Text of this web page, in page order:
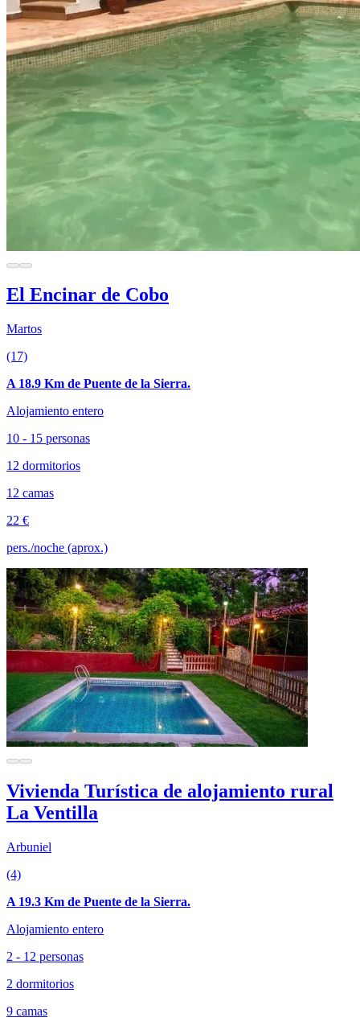
El Encinar de Cobo
Martos
(17)
A 18.9 Km de Puente de la Sierra.
Alojamiento entero
10 - 15 personas
12 dormitorios
12 camas
22 €
pers./noche (aprox.)
Vivienda Turística de alojamiento rural
La Ventilla
Arbuniel
(4)
A 19.3 Km de Puente de la Sierra.
Alojamiento entero
2 - 12 personas
2 dormitorios
9 camas